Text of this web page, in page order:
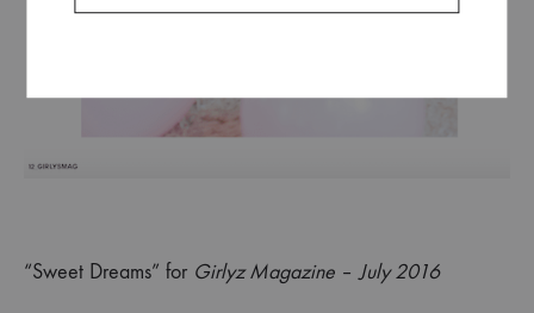
“Sweet Dreams” for Girlyz Magazine –July 2016